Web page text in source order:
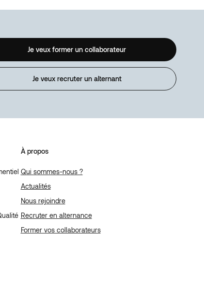
Je veux former un collaborateur
Je veux recruter un alternant
À propos
Qui sommes-nous ?
Actualités
Nous rejoindre
Recruter en alternance
Former vos collaborateurs